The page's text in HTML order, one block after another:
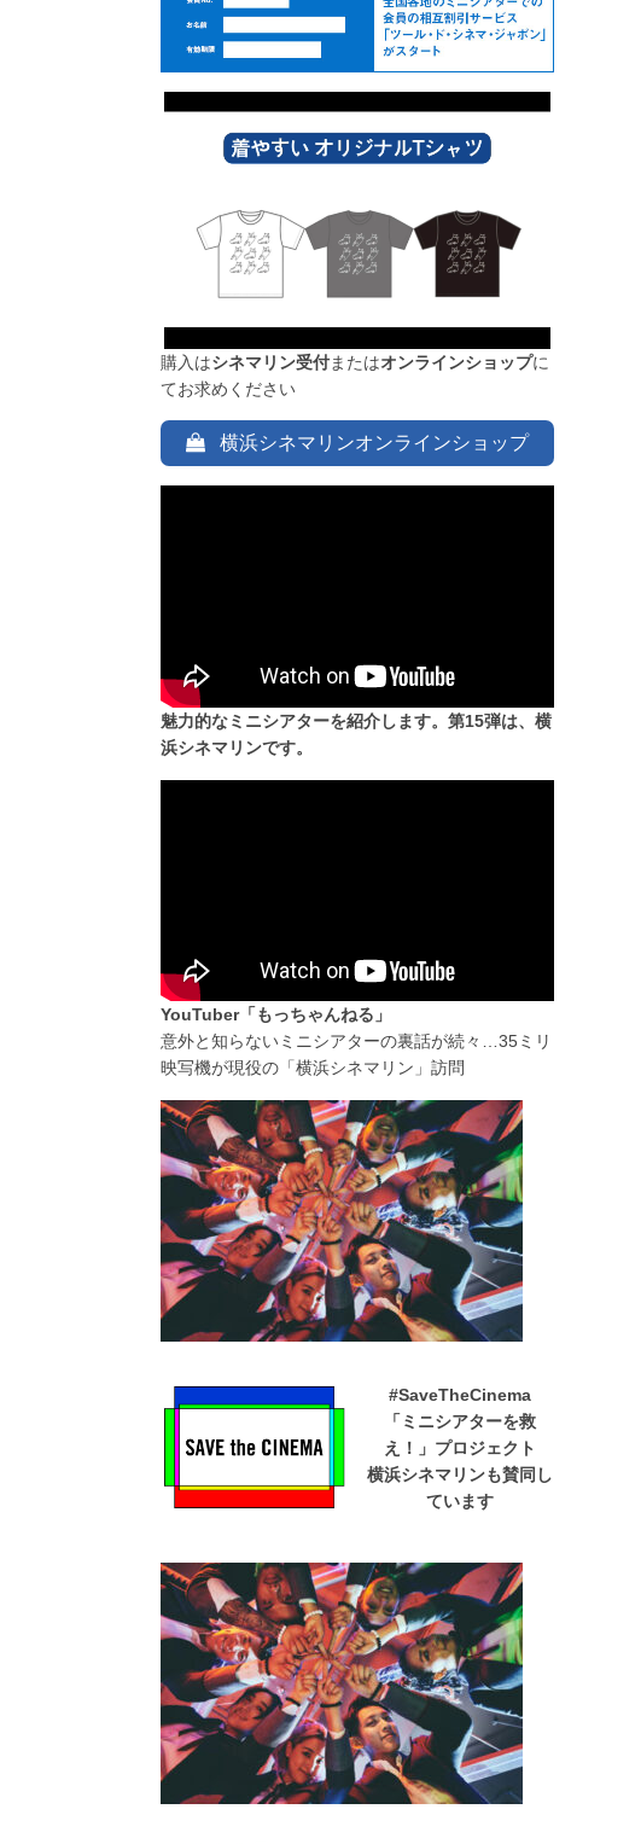
購入はシネマリン受付またはオンラインショップに
てお求めください
横浜シネマリンオンラインショップ
魅力的なミニシアターを紹介します。第15弾は、横
浜シネマリンです。
YouTuber「もっちゃんねる」
意外と知らないミニシアターの裏話が続々…35ミリ
映写機が現役の「横浜シネマリン」訪問
#SaveTheCinema
「ミニシアターを救
え！」プロジェクト
横浜シネマリンも賛同し
ています